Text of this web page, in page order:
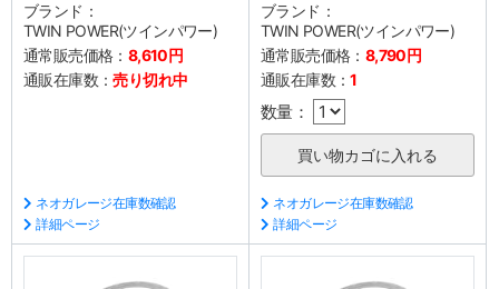
ブランド：
TWIN POWER(ツインパワー)
通常販売価格： 8,610円
通販在庫数：売り切れ中
ネオガレージ在庫数確認
詳細ページ
ブランド：
TWIN POWER(ツインパワー)
通常販売価格： 8,790円
通販在庫数：1
数量：
ネオガレージ在庫数確認
詳細ページ